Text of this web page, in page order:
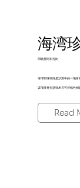
海湾
阿联酋阿布扎比
海湾明珠项目是沙漠中的一项富
该项目将先进技术与可持续性相
Read